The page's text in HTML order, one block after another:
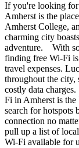
If you're looking
Amherst is the
Amherst College,
charming city
adventure. With so
finding free Wi-Fi
travel expenses.
throughout the city,
costly data
Fi in Amherst is
search for hotspots
connection no
pull up a list of
Wi-Fi available for